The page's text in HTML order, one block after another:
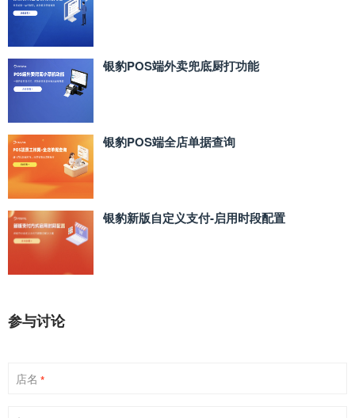
银豹POS端外卖兜底厨打功能
银豹POS端全店单据查询
银豹新版自定义支付‑启用时段配置
参与讨论
店名 *